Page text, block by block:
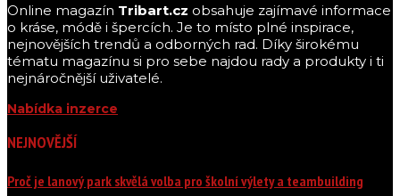
Online magazín Tribart.cz obsahuje zajímavé informace
o kráse, módě i špercích. Je to místo plné inspirace,
nejnovějších trendů a odborných rad. Díky širokému
tématu magazínu si pro sebe najdou rady a produkty i ti
nejnáročnější uživatelé.
Nabídka inzerce
NEJNOVĚJŠÍ
Proč je lanový park skvělá volba pro školní výlety a teambuilding